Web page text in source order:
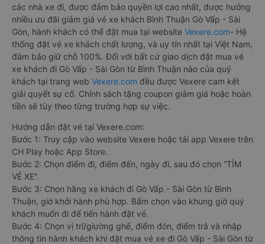
các nhà xe đi, được đảm bảo quyền lợi cao nhất, được hưởng
nhiều ưu đãi giảm giá vé xe khách Bình Thuận Gò Vấp - Sài
Gòn, hành khách có thể đặt mua tại website Vexere.com- Hệ
thống đặt vé xe khách chất lượng, và uy tín nhất tại Việt Nam,
đảm bảo giữ chỗ 100%. Đối với bất cứ giao dịch đặt mua vé
xe khách đi Gò Vấp - Sài Gòn từ Bình Thuận nào của quý
khách tại trang web Vexere.com đều được Vexere cam kết
giải quyết sự cố. Chính sách tặng coupon giảm giá hoặc hoàn
tiền sẽ tùy theo từng trường hợp sự việc.
Hướng dẫn đặt vé tại Vexere.com:
Bước 1: Truy cập vào website Vexere hoặc tải app Vexere trên
CH Play hoặc App Store.
Bước 2: Chọn điểm đi, điểm đến, ngày đi, sau đó chọn “TÌM
VÉ XE”.
Bước 3: Chọn hãng xe khách đi Gò Vấp - Sài Gòn từ Bình
Thuận, giờ khởi hành phù hợp. Bấm chọn vào khung giờ quý
khách muốn đi để tiến hành đặt vé.
Bước 4: Chọn vị trí/giường ghế, điểm đón, điểm trả và nhập
thông tin hành khách khi đặt mua vé xe đi Gò Vấp - Sài Gòn từ